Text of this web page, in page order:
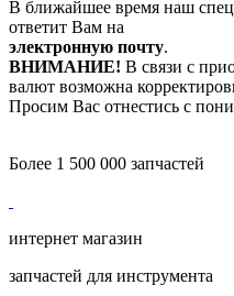
В ближайшее время наш
ответит Вам на
электронную почту.
ВНИМАНИЕ! В связи с
валют возможна
Просим Вас отнестись с
Более 1 500 000 запчастей
интернет магазин
запчастей для инструмента